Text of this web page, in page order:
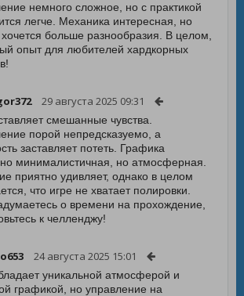
немного сложное, но с практикой
легче. Механика интересная, но
хочется больше разнообразия. В целом,
опыт для любителей хардкорных
29 августа 2025 09:31
смешанные чувства.
порой непредсказуемо, а
заставляет потеть. Графика
минималистичная, но атмосферная.
приятно удивляет, однако в целом
что игре не хватает полировки.
о времени на прохождение,
к челленджу!
24 августа 2025 15:01
уникальной атмосферой и
графикой, но управление на